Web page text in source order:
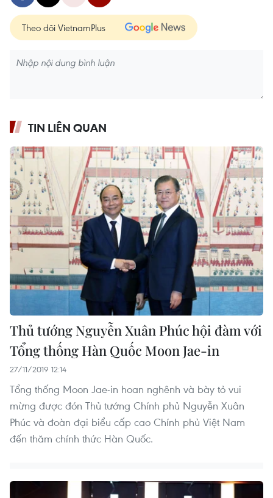
Theo dõi VietnamPlus
TIN LIÊN QUAN
Thủ tướng Nguyễn Xuân Phúc hội đàm với
Tổng thống Hàn Quốc Moon Jae-in
27/11/2019 12:14
Tổng thống Moon Jae-in hoan nghênh và bày tỏ vui
mừng được đón Thủ tướng Chính phủ Nguyễn Xuân
Phúc và đoàn đại biểu cấp cao Chính phủ Việt Nam
đến thăm chính thức Hàn Quốc.